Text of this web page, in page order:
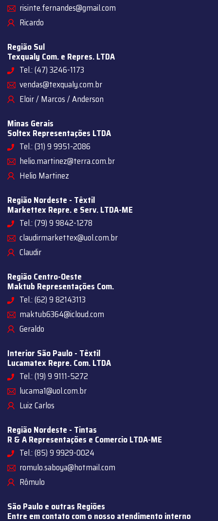
risinte.fernandes@gmail.com
Ricardo
Região Sul
Texqualy Com. e Repres. LTDA
Tel.: (47) 3246-1173
vendas@texqualy.com.br
Eloir / Marcos / Anderson
Minas Gerais
Soltex Representações LTDA
Tel.: (31) 9 9951-2086
helio.martinez@terra.com.br
Helio Martinez
Região Nordeste - Têxtil
Markettex Repre. e Serv. LTDA-ME
Tel.: (79) 9 9842-1278
claudirmarkettex@uol.com.br
Claudir
Região Centro-Oeste
Maktub Representações Com.
Tel.: (62) 9 82143113
maktub6364@icloud.com
Geraldo
Interior São Paulo - Têxtil
Lucamatex Repre. Com. LTDA
Tel.: (19) 9 9111-5272
lucama1@uol.com.br
Luiz Carlos
Região Nordeste - Tintas
R & A Representações e Comercio LTDA-ME
Tel.: (85) 9 9929-0024
romulo.saboya@hotmail.com
Rômulo
São Paulo e outras Regiões
Entre em contato com o nosso atendimento interno